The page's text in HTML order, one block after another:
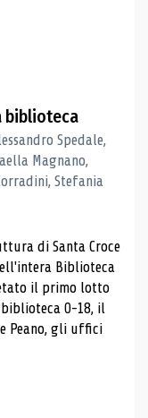
biblioteca
Spedale,
Magnano,
Stefania
di Santa Croce
Biblioteca
il primo lotto
0-18, il
Peano, gli uffici